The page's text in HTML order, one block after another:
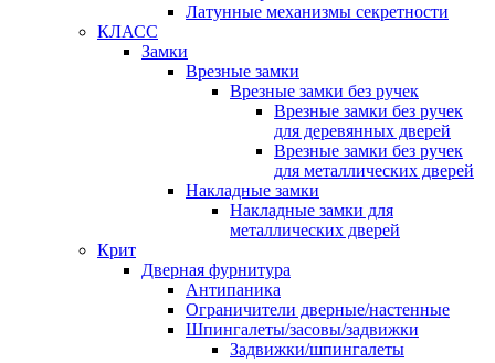
Латунные механизмы секретности
КЛАСС
Замки
Врезные замки
Врезные замки без ручек
Врезные замки без ручек
для деревянных дверей
Врезные замки без ручек
для металлических дверей
Накладные замки
Накладные замки для
металлических дверей
Крит
Дверная фурнитура
Антипаника
Ограничители дверные/настенные
Шпингалеты/засовы/задвижки
Задвижки/шпингалеты